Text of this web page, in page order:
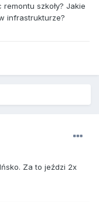
szkoły? Jakie
infrastrukturze?
Za to jeździ 2x